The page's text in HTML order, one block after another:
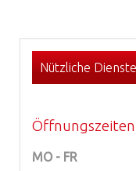
Nützliche Dienste
Öffnungszeiten
MO - FR